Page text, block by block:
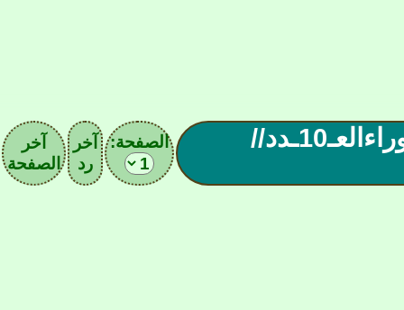
صحيفه زعيم ومدرسه الكره العراقيه الزوراءالعـ10ـدد// الصفحة:
آخر
رد
آخر
الصفحة